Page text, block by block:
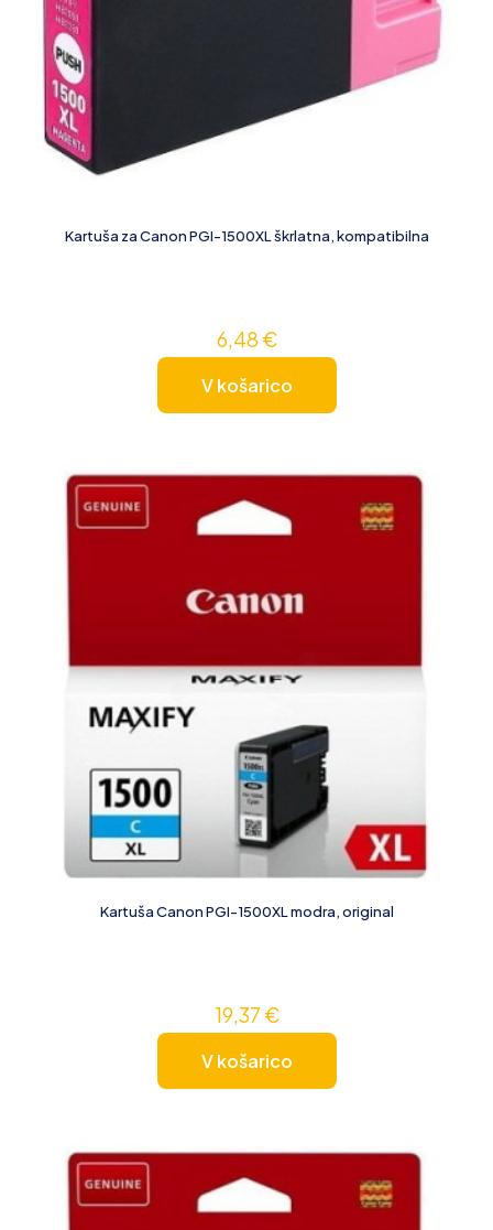
Kartuša za Canon PGI-1500XL škrlatna, kompatibilna
6,48 €
V košarico
Kartuša Canon PGI-1500XL modra, original
19,37 €
V košarico